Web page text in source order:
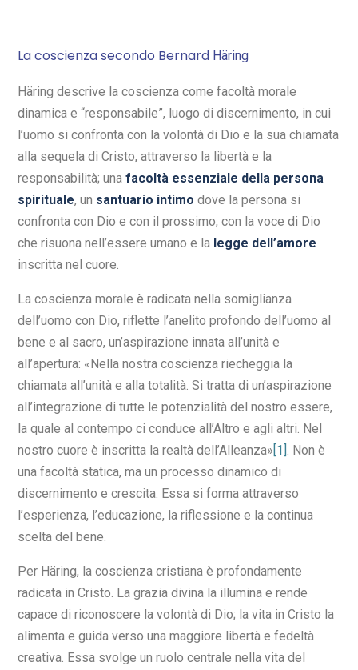
La coscienza secondo Bernard Häring
Häring descrive la coscienza come facoltà morale
dinamica e “responsabile”, luogo di discernimento, in cui
l’uomo si confronta con la volontà di Dio e la sua chiamata
alla sequela di Cristo, attraverso la libertà e la
responsabilità; una facoltà essenziale della persona
spirituale, un santuario intimo dove la persona si
confronta con Dio e con il prossimo, con la voce di Dio
che risuona nell’essere umano e la legge dell’amore
inscritta nel cuore.
La coscienza morale è radicata nella somiglianza
dell’uomo con Dio, riflette l’anelito profondo dell’uomo al
bene e al sacro, un’aspirazione innata all’unità e
all’apertura: «Nella nostra coscienza riecheggia la
chiamata all’unità e alla totalità. Si tratta di un’aspirazione
all’integrazione di tutte le potenzialità del nostro essere,
la quale al contempo ci conduce all’Altro e agli altri. Nel
nostro cuore è inscritta la realtà dell’Alleanza»[1] . Non è
una facoltà statica, ma un processo dinamico di
discernimento e crescita. Essa si forma attraverso
l’esperienza, l’educazione, la riflessione e la continua
scelta del bene.
Per Häring, la coscienza cristiana è profondamente
radicata in Cristo. La grazia divina la illumina e rende
capace di riconoscere la volontà di Dio; la vita in Cristo la
alimenta e guida verso una maggiore libertà e fedeltà
creativa. Essa svolge un ruolo centrale nella vita del